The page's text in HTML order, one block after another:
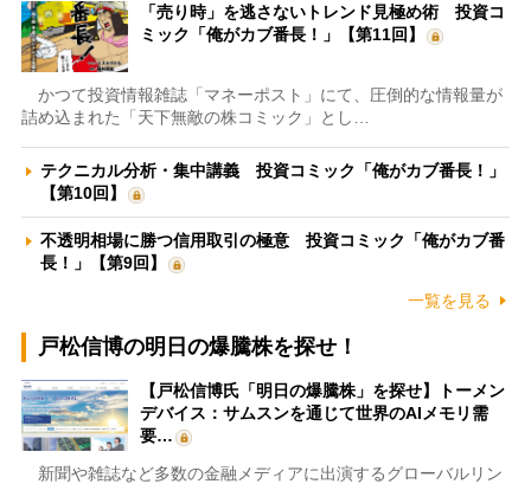
「売り時」を逃さないトレンド見極め術 投資コ
ミック「俺がカブ番長！」【第11回】
かつて投資情報雑誌「マネーポスト」にて、圧倒的な情報量が
詰め込まれた「天下無敵の株コミック」とし…
テクニカル分析・集中講義 投資コミック「俺がカブ番長！」
【第10回】
不透明相場に勝つ信用取引の極意 投資コミック「俺がカブ番
長！」【第9回】
一覧を見る
戸松信博の明日の爆騰株を探せ！
【戸松信博氏「明日の爆騰株」を探せ】トーメン
デバイス：サムスンを通じて世界のAIメモリ需
要…
新聞や雑誌など多数の金融メディアに出演するグローバルリン